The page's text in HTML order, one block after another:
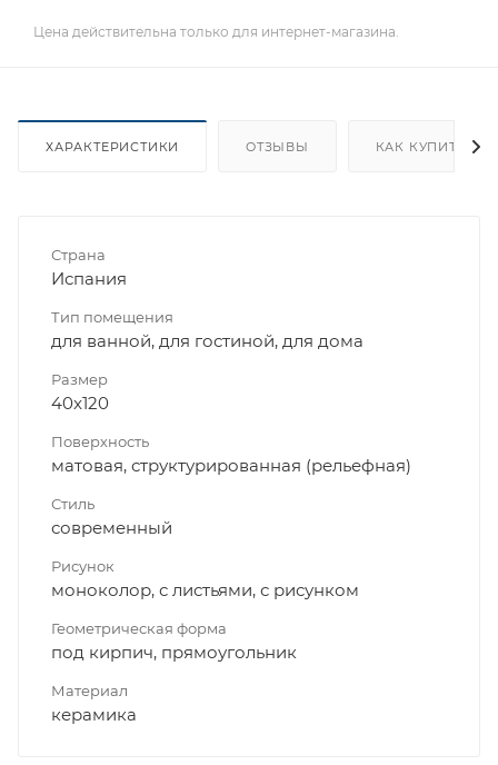
Цена действительна только для интернет-магазина.
ХАРАКТЕРИСТИКИ ОТЗЫВЫ КАК КУПИТЬ
Страна
Испания
Тип помещения
для ванной, для гостиной, для дома
Размер
40x120
Поверхность
матовая, структурированная (рельефная)
Стиль
современный
Рисунок
моноколор, с листьями, с рисунком
Геометрическая форма
под кирпич, прямоугольник
Материал
керамика